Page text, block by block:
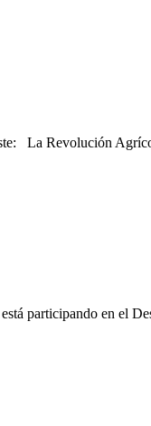
La Revolución
participando en el